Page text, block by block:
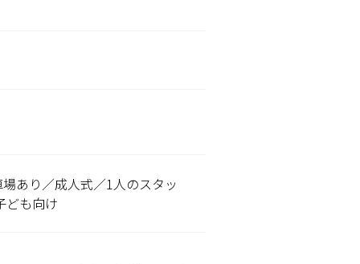
あり／成人式／1人のスタッ
ども向け